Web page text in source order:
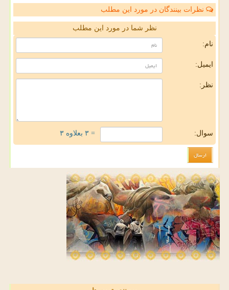
نظرات بینندگان در مورد این مطلب
نظر شما در مورد این مطلب
نام:
ایمیل:
نظر:
سوال: = ۳ بعلاوه ۳